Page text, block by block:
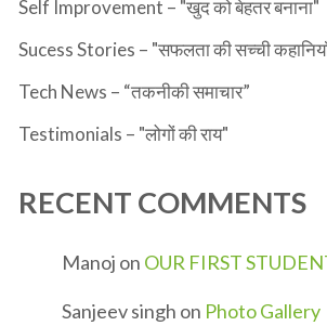
Self Improvement – "खुद को बेहतर बनाना"
Sucess Stories – "सफलता की सच्ची
Tech News – “तकनीकी समाचार”
Testimonials – "लोगों की राय"
RECENT COMMENTS
Manoj on OUR FIRST
Sanjeev singh on Photo Gallery